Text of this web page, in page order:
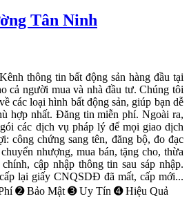
Tân Ninh
thông tin bất động sản hàng đầu tại
cả người mua và nhà đầu tư. Chúng tôi
các loại hình bất động sản, giúp bạn dễ
hợp nhất. Đăng tin miễn phí. Ngoài ra,
các dịch vụ pháp lý để mọi giao dịch
công chứng sang tên, đăng bộ, đo đạc
nhượng, mua bán, tặng cho, thừa
cập nhập thông tin sau sáp nhập.
lại giấy CNQSDĐ đã mất, cấp mới...
Phí ➋ Bảo Mật ➌ Uy Tín ➍ Hiệu Quả